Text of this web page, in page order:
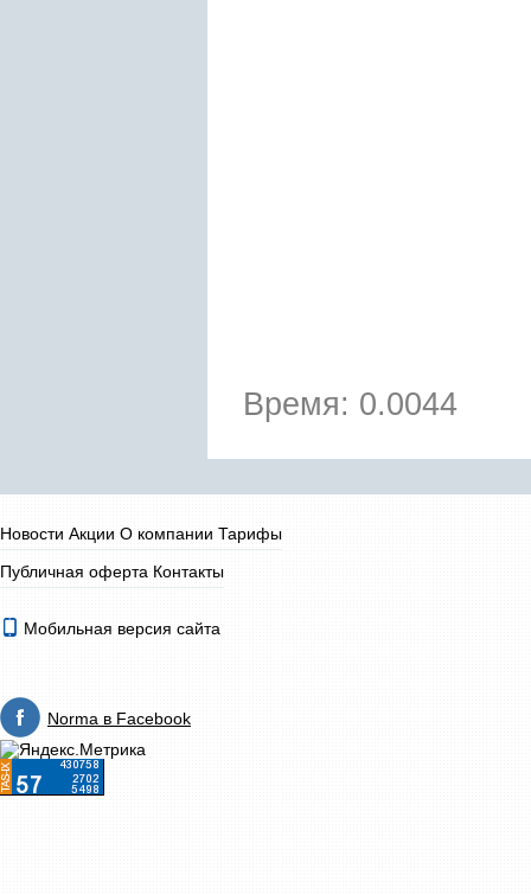
Время: 0.0044
Новости Акции О компании Тарифы
Публичная оферта Контакты
Мобильная версия сайта
Norma в Facebook